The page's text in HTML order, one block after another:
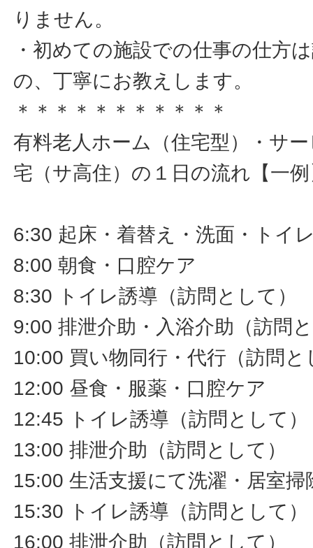
りません。
・初めての施設での仕事の仕方
の、丁寧にお教えします。
＊＊＊＊＊＊＊＊＊＊＊
有料老人ホーム（住宅型）・サ
宅（サ高住）の１日の流れ【一
6:30 起床・着替え・洗面・トイ
8:00 朝食・口腔ケア
8:30 トイレ誘導（訪問として）
9:00 排泄介助・入浴介助（訪問
10:00 買い物同行・代行（訪問と
12:00 昼食・服薬・口腔ケア
12:45 トイレ誘導（訪問として）
13:00 排泄介助（訪問として）
15:00 生活支援にて洗濯・居室
15:30 トイレ誘導（訪問として）
16:00 排泄介助（訪問として）